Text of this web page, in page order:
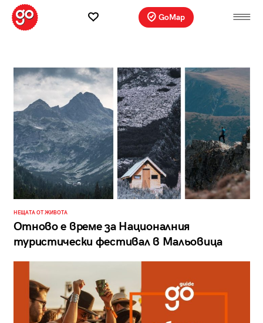
GoMap
НЕЩАТА ОТ ЖИВОТА
Отново е време за Националния
туристически фестивал в Мальовица